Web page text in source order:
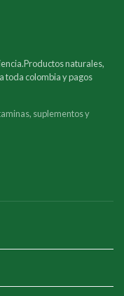
naturales,
toda colombia y pagos
suplementos y